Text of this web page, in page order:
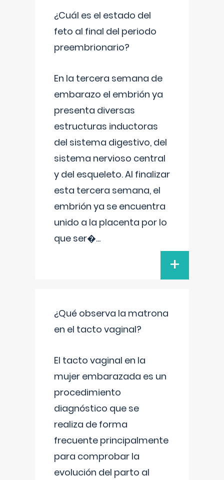
¿Cuál es el estado del
feto al final del periodo
preembrionario?
En la tercera semana de
embarazo el embrión ya
presenta diversas
estructuras inductoras
del sistema digestivo, del
sistema nervioso central
y del esqueleto. Al finalizar
esta tercera semana, el
embrión ya se encuentra
unido a la placenta por lo
que ser�...
+
¿Qué observa la matrona
en el tacto vaginal?
El tacto vaginal en la
mujer embarazada es un
procedimiento
diagnóstico que se
realiza de forma
frecuente principalmente
para comprobar la
evolución del parto al